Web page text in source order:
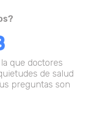
que doctores
de salud
preguntas son